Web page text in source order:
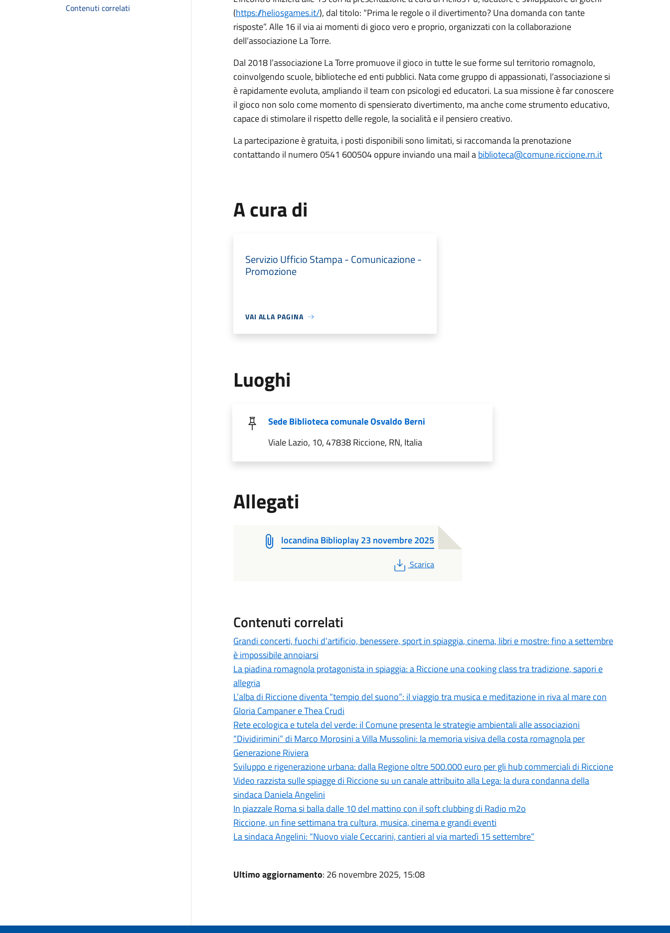
Contenuti correlati
(https://heliosgames.it/), dal titolo: “Prima le regole o il divertimento? Una domanda con tante
risposte”. Alle 16 il via ai momenti di gioco vero e proprio, organizzati con la collaborazione
dell’associazione La Torre.
Dal 2018 l’associazione La Torre promuove il gioco in tutte le sue forme sul territorio romagnolo,
coinvolgendo scuole, biblioteche ed enti pubblici. Nata come gruppo di appassionati, l’associazione si
è rapidamente evoluta, ampliando il team con psicologi ed educatori. La sua missione è far conoscere
il gioco non solo come momento di spensierato divertimento, ma anche come strumento educativo,
capace di stimolare il rispetto delle regole, la socialità e il pensiero creativo.
La partecipazione è gratuita, i posti disponibili sono limitati, si raccomanda la prenotazione
contattando il numero 0541 600504 oppure inviando una mail abiblioteca@comune.riccione.rn.it
A cura di
Servizio Ufficio Stampa - Comunicazione -
Promozione
VAI ALLA PAGINA
Luoghi
Sede Biblioteca comunale Osvaldo Berni
Viale Lazio, 10, 47838 Riccione, RN, Italia
Allegati
locandina Biblioplay 23 novembre 2025
PDF
Scarica
Contenuti correlati
Grandi concerti, fuochi d’artificio, benessere, sport in spiaggia, cinema, libri e mostre: fino a settembre
è impossibile annoiarsi
La piadina romagnola protagonista in spiaggia: a Riccione una cooking class tra tradizione, sapori e
allegria
L’alba di Riccione diventa “tempio del suono”: il viaggio tra musica e meditazione in riva al mare con
Gloria Campaner e Thea Crudi
Rete ecologica e tutela del verde: il Comune presenta le strategie ambientali alle associazioni
“Dividirimini” di Marco Morosini a Villa Mussolini: la memoria visiva della costa romagnola per
Generazione Riviera
Sviluppo e rigenerazione urbana: dalla Regione oltre 500.000 euro per gli hub commerciali di Riccione
Video razzista sulle spiagge di Riccione su un canale attribuito alla Lega: la dura condanna della
sindaca Daniela Angelini
In piazzale Roma si balla dalle 10 del mattino con il soft clubbing di Radio m2o
Riccione, un fine settimana tra cultura, musica, cinema e grandi eventi
La sindaca Angelini: “Nuovo viale Ceccarini, cantieri al via martedì 15 settembre”
Ultimo aggiornamento: 26 novembre 2025, 15:08